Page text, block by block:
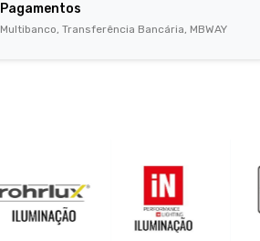
Pagamentos
Multibanco, Transferência Bancária, MBWAY